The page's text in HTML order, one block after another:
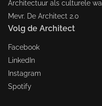
Architectuur als culturele
Mevr. De Architect 2.0
Volg de Architect
Facebook
LinkedIn
Instagram
Spotify